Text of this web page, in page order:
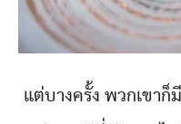
แต่บางครั้ง พวกเขาก็